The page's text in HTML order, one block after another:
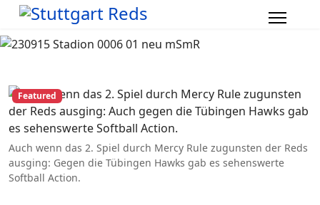
Auch wenn das 2. Spiel durch Mercy Rule zugunsten der Reds
ausging: Gegen die Tübingen Hawks gab es sehenswerte
Softball Action.
Featured